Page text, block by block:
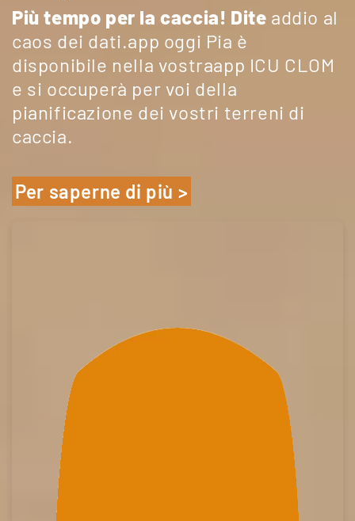
Più tempo per la caccia! Dite addio al
caos dei dati.app oggi Pia è
disponibile nella vostraapp ICU CLOM
e si occuperà per voi della
pianificazione dei vostri terreni di
caccia.
Per saperne di più >